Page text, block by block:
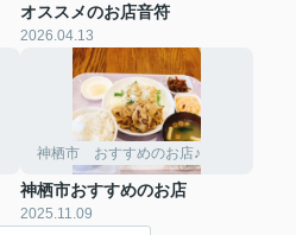
オススメのお店音符
2026.04.13
神栖市 おすすめのお店♪
神栖市おすすめのお店
2025.11.09